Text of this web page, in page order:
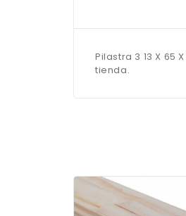
Pilastra 3 13 X
tienda.